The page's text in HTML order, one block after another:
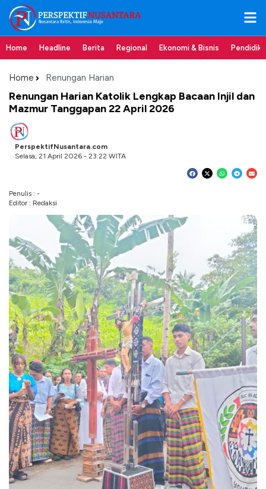
Home Headline Berita Regional Ekonomi & Bisnis
Home Renungan Harian
Renungan Harian Katolik Lengkap Bacaan Injil dan
Mazmur Tanggapan 22 April 2026
PerspektifNusantara.com
Selasa, 21 April 2026 - 23:22 WITA
Penulis : -
Editor : Redaksi